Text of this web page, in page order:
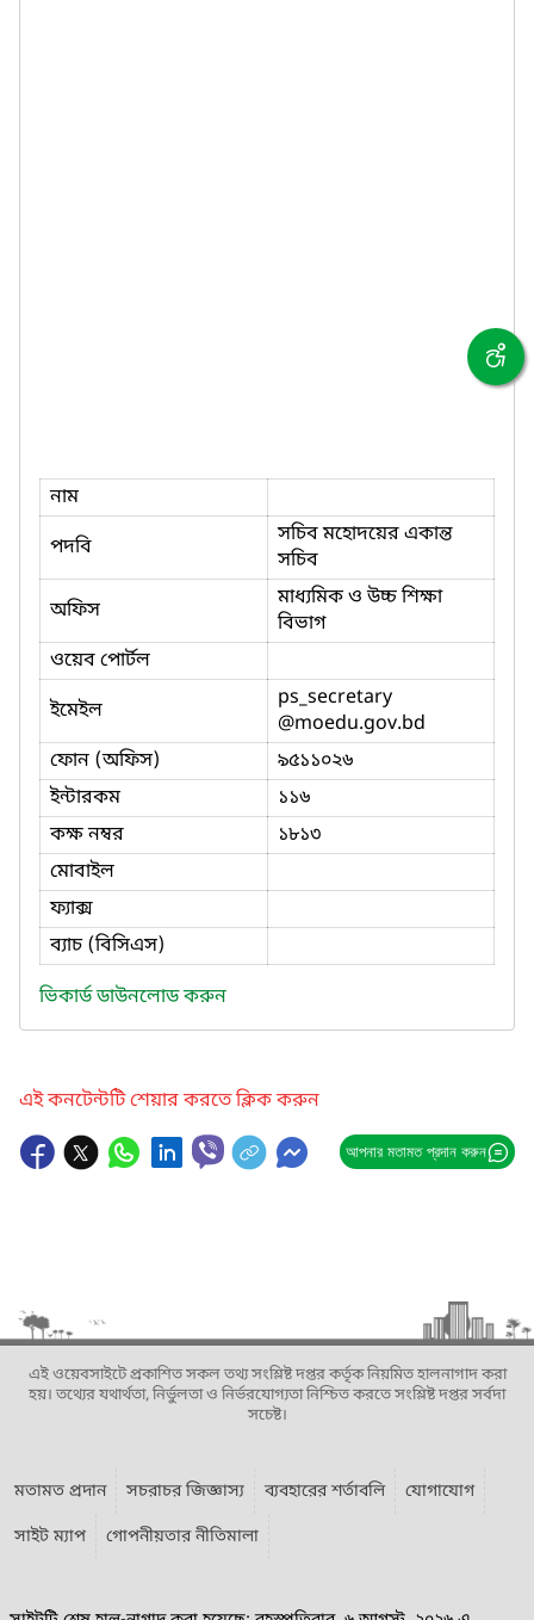
নাম
পদবি
সচিব মহোদয়ের একান্ত
সচিব
অফিস
মাধ্যমিক ও উচ্চ শিক্ষা
বিভাগ
ওয়েব পোর্টল
ইমেইল
ps_secretary
@moedu.gov.bd
ফোন (অফিস)
৯৫১১০২৬
ইন্টারকম
১১৬
কক্ষ নম্বর
১৮১৩
মোবাইল
ফ্যাক্স
ব্যাচ (বিসিএস)
ভিকার্ড ডাউনলোড করুন
এই কনটেন্টটি শেয়ার করতে ক্লিক করুন
আপনার মতামত প্রদান করুন
এই ওয়েবসাইটে প্রকাশিত সকল তথ্য সংশ্লিষ্ট দপ্তর কর্তৃক নিয়মিত হালনাগাদ করা
হয়। তথ্যের যথার্থতা, নির্ভুলতা ও নির্ভরযোগ্যতা নিশ্চিত করতে সংশ্লিষ্ট দপ্তর সর্বদা
সচেষ্ট।
মতামত প্রদান সচরাচর জিজ্ঞাস্য ব্যবহারের শর্তাবলি
যোগাযোগ
সাইট ম্যাপ
গোপনীয়তার নীতিমালা